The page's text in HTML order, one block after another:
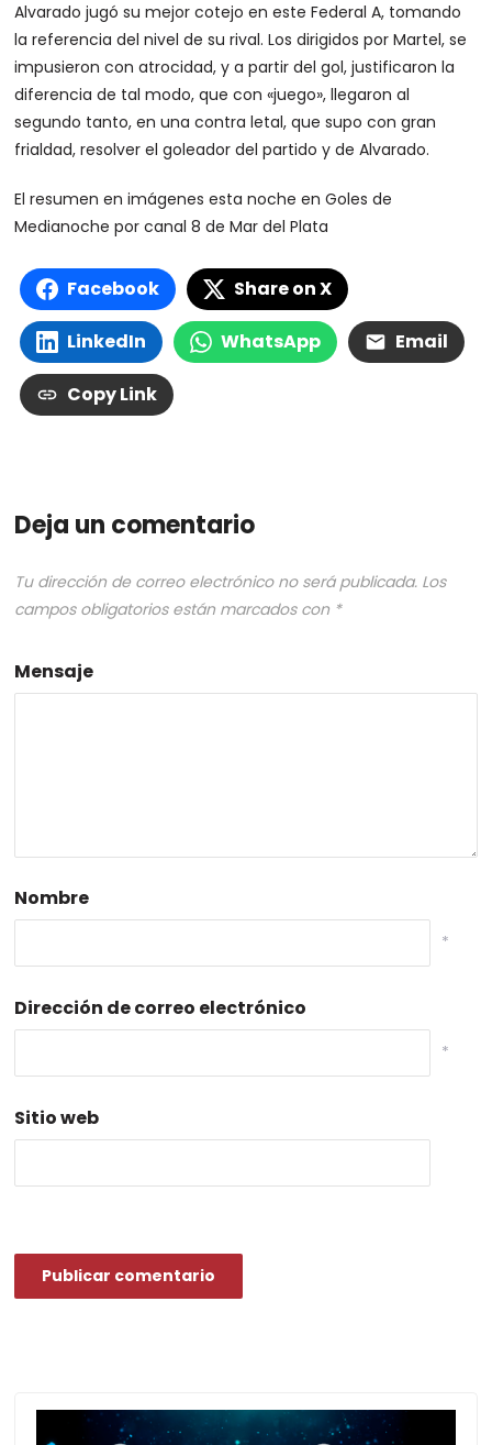
Alvarado jugó su mejor cotejo en este Federal A, tomando
la referencia del nivel de su rival. Los dirigidos por Martel, se
impusieron con atrocidad, y a partir del gol, justificaron la
diferencia de tal modo, que con «juego», llegaron al
segundo tanto, en una contra letal, que supo con gran
frialdad, resolver el goleador del partido y de Alvarado.
El resumen en imágenes esta noche en Goles de
Medianoche por canal 8 de Mar del Plata
Facebook Share on X
LinkedIn WhatsApp Email
Copy Link
Deja un comentario
Tu dirección de correo electrónico no será publicada. Los
campos obligatorios están marcados con *
Mensaje
Nombre
*
Dirección de correo electrónico
*
Sitio web